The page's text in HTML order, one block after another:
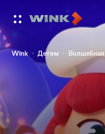
Wink Детям Волшебная